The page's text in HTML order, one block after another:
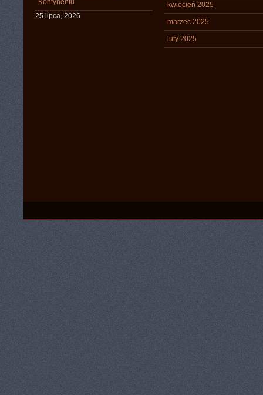
Kontynentu
25 lipca, 2026
kwiecień 2025
marzec 2025
luty 2025